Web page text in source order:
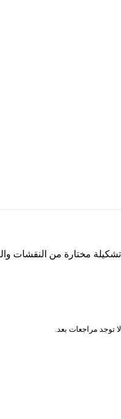
تشكيلة مختارة من النقشات
لا توجد مراجعات بعد.